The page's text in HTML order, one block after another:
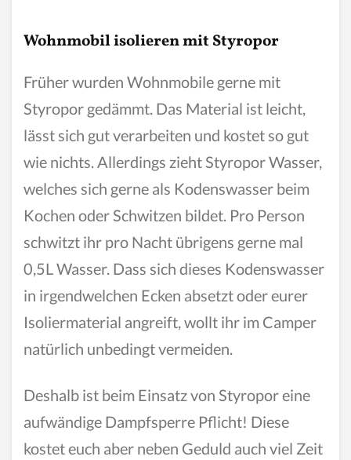
Wohnmobil isolieren mit Styropor
Früher wurden Wohnmobile gerne mit
Styropor gedämmt. Das Material ist leicht,
lässt sich gut verarbeiten und kostet so gut
wie nichts. Allerdings zieht Styropor Wasser,
welches sich gerne als Kodenswasser beim
Kochen oder Schwitzen bildet. Pro Person
schwitzt ihr pro Nacht übrigens gerne mal
0,5L Wasser. Dass sich dieses Kodenswasser
in irgendwelchen Ecken absetzt oder eurer
Isoliermaterial angreift, wollt ihr im Camper
natürlich unbedingt vermeiden.
Deshalb ist beim Einsatz von Styropor eine
aufwändige Dampfsperre Pflicht! Diese
kostet euch aber neben Geduld auch viel Zeit